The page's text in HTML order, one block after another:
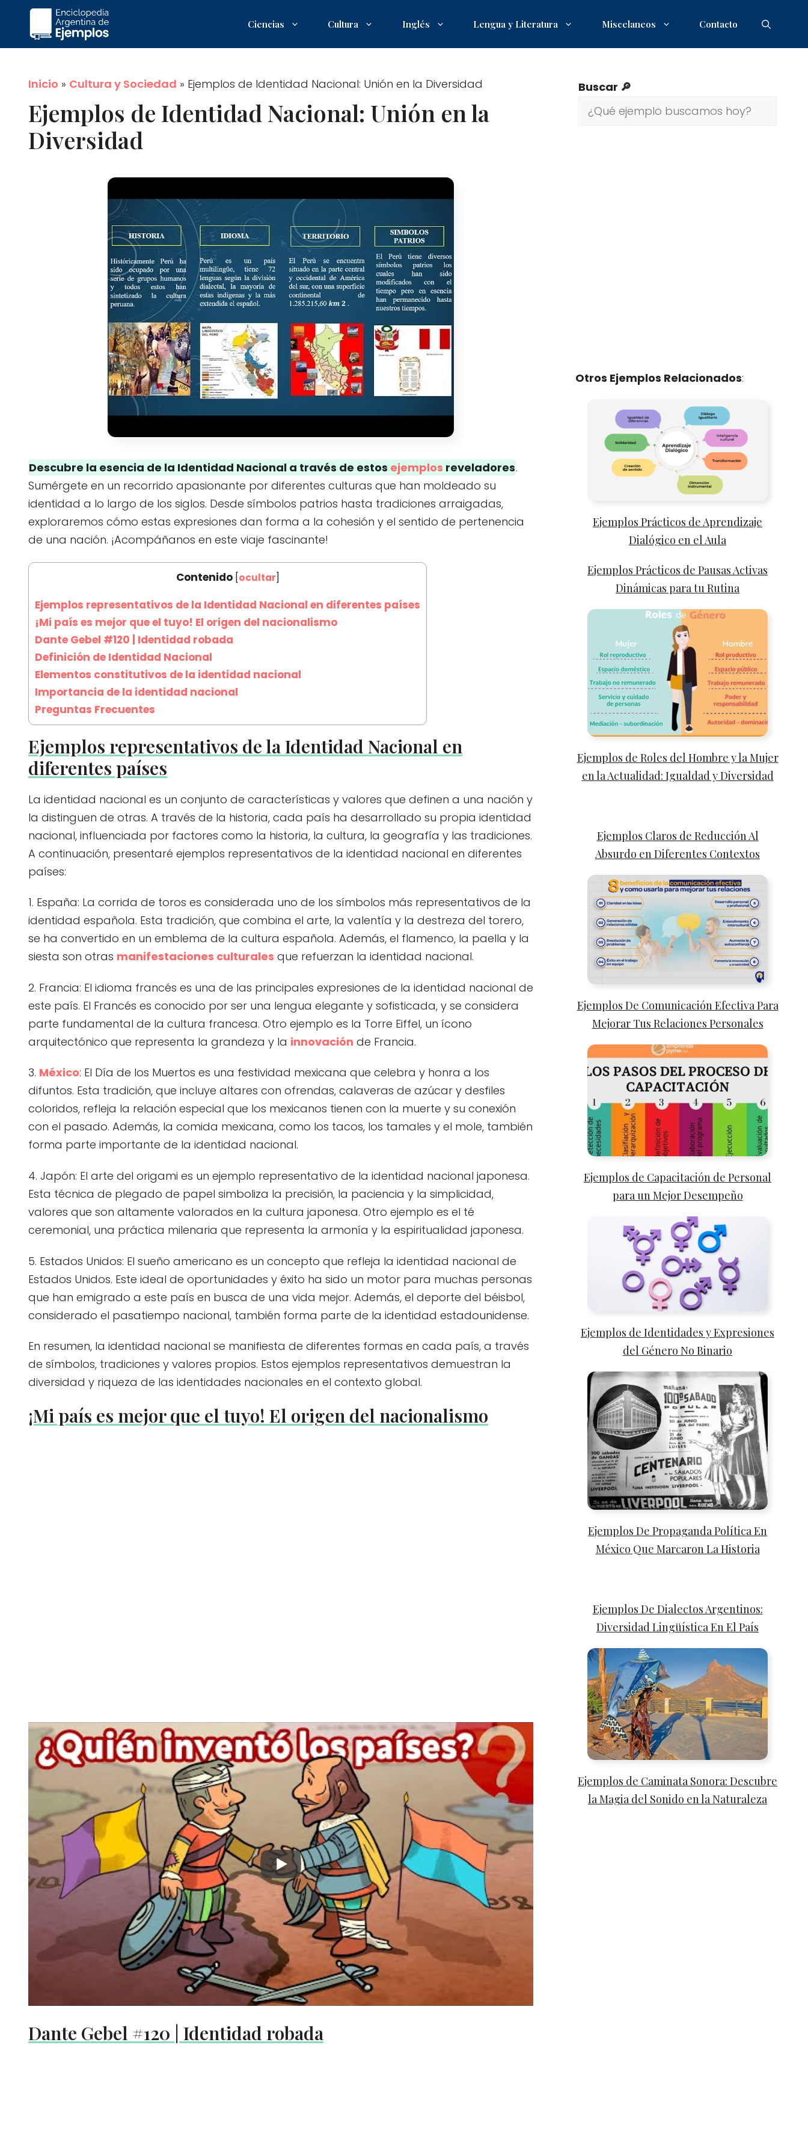
Saltar
contenido
Ciencias Cultura Inglés Lengua y Literatura Miscelaneos Contacto
Inicio » Cultura y Sociedad » Ejemplos de Identidad Nacional: Unión en la Diversidad
Ejemplos de Identidad Nacional: Unión en la
Diversidad
Descubre la esencia de la Identidad Nacional a través de estos ejemplos reveladores.
Sumérgete en un recorrido apasionante por diferentes culturas que han moldeado su
identidad a lo largo de los siglos. Desde símbolos patrios hasta tradiciones arraigadas,
exploraremos cómo estas expresiones dan forma a la cohesión y el sentido de pertenencia
de una nación. ¡Acompáñanos en este viaje fascinante!
Contenido [ocultar]
Ejemplos representativos de la Identidad Nacional en diferentes países
¡Mi país es mejor que el tuyo! El origen del nacionalismo
Dante Gebel #120 | Identidad robada
Definición de Identidad Nacional
Elementos constitutivos de la identidad nacional
Importancia de la identidad nacional
Preguntas Frecuentes
Ejemplos representativos de la Identidad Nacional en
diferentes países
La identidad nacional es un conjunto de características y valores que definen a una nación y
la distinguen de otras. A través de la historia, cada país ha desarrollado su propia identidad
nacional, influenciada por factores como la historia, la cultura, la geografía y las tradiciones.
A continuación, presentaré ejemplos representativos de la identidad nacional en diferentes
países:
1. España: La corrida de toros es considerada uno de los símbolos más representativos de la
identidad española. Esta tradición, que combina el arte, la valentía y la destreza del torero,
se ha convertido en un emblema de la cultura española. Además, el flamenco, la paella y la
siesta son otras manifestaciones culturales que refuerzan la identidad nacional.
2. Francia: El idioma francés es una de las principales expresiones de la identidad nacional de
este país. El Francés es conocido por ser una lengua elegante y sofisticada, y se considera
parte fundamental de la cultura francesa. Otro ejemplo es la Torre Eiffel, un ícono
arquitectónico que representa la grandeza y la innovación de Francia.
3. México: El Día de los Muertos es una festividad mexicana que celebra y honra a los
difuntos. Esta tradición, que incluye altares con ofrendas, calaveras de azúcar y desfiles
coloridos, refleja la relación especial que los mexicanos tienen con la muerte y su conexión
con el pasado. Además, la comida mexicana, como los tacos, los tamales y el mole, también
forma parte importante de la identidad nacional.
4. Japón: El arte del origami es un ejemplo representativo de la identidad nacional japonesa.
Esta técnica de plegado de papel simboliza la precisión, la paciencia y la simplicidad,
valores que son altamente valorados en la cultura japonesa. Otro ejemplo es el té
ceremonial, una práctica milenaria que representa la armonía y la espiritualidad japonesa.
5. Estados Unidos: El sueño americano es un concepto que refleja la identidad nacional de
Estados Unidos. Este ideal de oportunidades y éxito ha sido un motor para muchas personas
que han emigrado a este país en busca de una vida mejor. Además, el deporte del béisbol,
considerado el pasatiempo nacional, también forma parte de la identidad estadounidense.
En resumen, la identidad nacional se manifiesta de diferentes formas en cada país, a través
de símbolos, tradiciones y valores propios. Estos ejemplos representativos demuestran la
diversidad y riqueza de las identidades nacionales en el contexto global.
¡Mi país es mejor que el tuyo! El origen del nacionalismo
Dante Gebel #120 | Identidad robada
Buscar 🔎
Otros Ejemplos Relacionados:
Ejemplos Prácticos de Aprendizaje
Dialógico en el Aula
Ejemplos Prácticos de Pausas Activas
Dinámicas para tu Rutina
Ejemplos de Roles del Hombre y la Mujer
en la Actualidad: Igualdad y Diversidad
Ejemplos Claros de Reducción Al
Absurdo en Diferentes Contextos
Ejemplos De Comunicación Efectiva Para
Mejorar Tus Relaciones Personales
Ejemplos de Capacitación de Personal
para un Mejor Desempeño
Ejemplos de Identidades y Expresiones
del Género No Binario
Ejemplos De Propaganda Política En
México Que Marcaron La Historia
Ejemplos De Dialectos Argentinos:
Diversidad Lingüística En El País
Ejemplos de Caminata Sonora: Descubre
la Magia del Sonido en la Naturaleza